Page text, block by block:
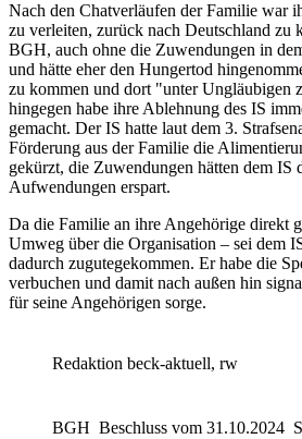
Nach den Chatverläufen der Familie war
zu verleiten, zurück nach Deutschland zu
BGH, auch ohne die Zuwendungen in
und hätte eher den Hungertod
zu kommen und dort "unter Ungläubigen
hingegen habe ihre Ablehnung des IS
gemacht. Der IS hatte laut dem 3.
Förderung aus der Familie die
gekürzt, die Zuwendungen hätten dem IS
Aufwendungen erspart.
Da die Familie an ihre Angehörige direkt
Umweg über die Organisation – sei dem
dadurch zugutegekommen. Er habe die
verbuchen und damit nach außen hin
für seine Angehörigen sorge.
Redaktion beck-aktuell, rw
BGH Beschluss vom 31.10.2024